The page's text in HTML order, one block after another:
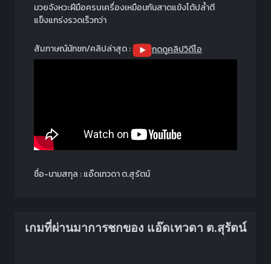
มวยจังหวะฝีมือครบเครื่องเหมือนกันสาดแข้งโต้ปล้ำตี
แข็งแกร่งรวดเร็วกว่า
สัมภาษณ์นักชก/คลิปล่าสุด : กดดูคลิปวิดีโอ
ชื่อ-นามสกุล : แอ๊ดเทวดา ต.สุรัตน์
เกมที่ผ่านมาการชกของ แอ๊ดเทวดา ต.สุรัตน์